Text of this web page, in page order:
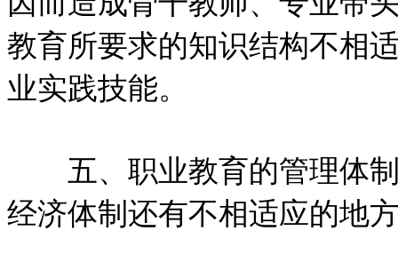
教育所要求的知识结构不相
业实践技能。
五、职业教育的管理体制
经济体制还有不相适应的地